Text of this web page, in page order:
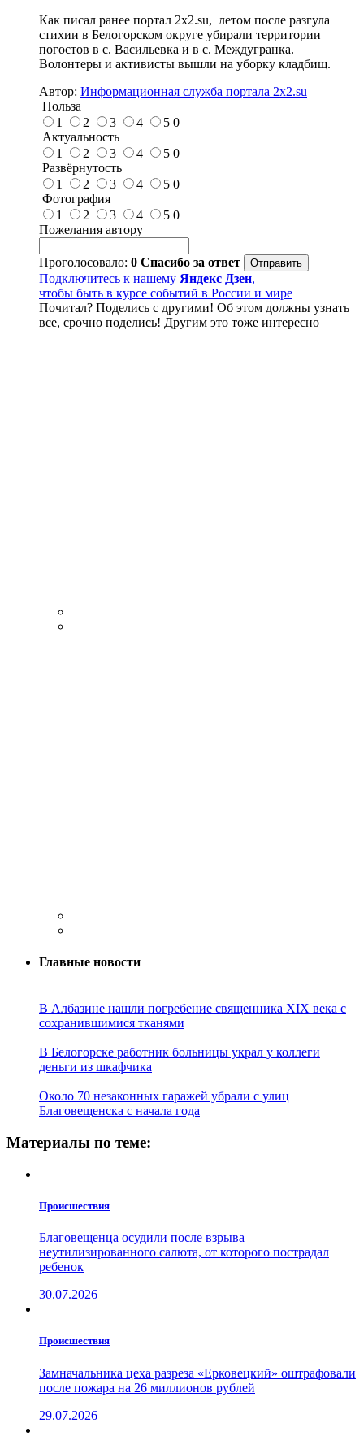
Как писал ранее портал 2х2.su, летом после разгула
стихии в Белогорском округе убирали территории
погостов в с. Васильевка и в с. Междугранка.
Волонтеры и активисты вышли на уборку кладбищ.
Автор: Информационная служба портала 2x2.su
Польза
1
2 3 4 5 0
Актуальность
1
2 3 4 5 0
Развёрнутость
1
2 3 4 5 0
Фотография
1
2 3 4 5 0
Пожелания автору
Проголосовало: 0 Спасибо за ответ
Подключитесь к нашему Яндекс Дзен,
чтобы быть в курсе событий в России и мире
Почитал? Поделись с другими! Об этом должны узнать
все, срочно поделись! Другим это тоже интересно
Главные новости
В Албазине нашли погребение священника XIX века с
сохранившимися тканями
В Белогорске работник больницы украл у коллеги
деньги из шкафчика
Около 70 незаконных гаражей убрали с улиц
Благовещенска с начала года
Материалы по теме:
Проиcшествия
Благовещенца осудили после взрыва
неутилизированного салюта, от которого пострадал
ребенок
30.07.2026
Проиcшествия
Замначальника цеха разреза «Ерковецкий» оштрафовали
после пожара на 26 миллионов рублей
29.07.2026